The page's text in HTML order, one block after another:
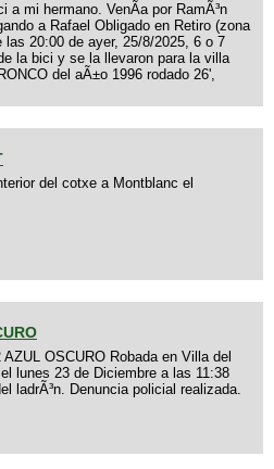
a mi hermano. VenÃ­a por RamÃ³n
a Rafael Obligado en Retiro (zona
las 20:00 de ayer, 25/8/2025, 6 o 7
la bici y se la llevaron para la villa
del aÃ±o 1996 rodado 26',
del cotxe a Montblanc el
OSCURO Robada en Villa del
lunes 23 de Diciembre a las 11:38
ladrÃ³n. Denuncia policial realizada.